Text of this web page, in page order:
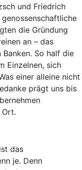
und Friedrich
die Gründung
an – das
So half die
Einzelnen, sich
einer alleine nicht
prägt uns bis
das
je. Denn